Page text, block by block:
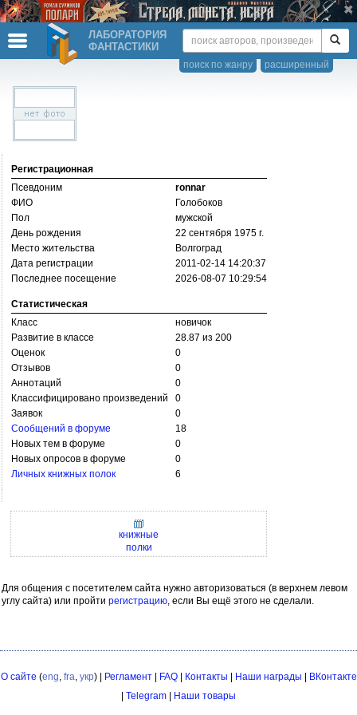
ЛАБОРАТОРИЯ
ФАНТАСТИКИ
расширенный
поиск по жанру
Регистрационная
Псевдоним
ronnar
ФИО
Голобоков
Пол
мужской
День рождения
22 сентября 1975 г.
Место жительства
Волгоград
Дата регистрации
2011-02-14 14:20:37
Последнее посещение
2026-08-07 10:29:54
Статистическая
Класс
новичок
Развитие в классе
28.87 из 200
Оценок
0
Отзывов
0
Аннотаций
0
Классифицировано произведений
0
Заявок
0
Сообщений в форуме
18
Новых тем в форуме
0
Новых опросов в форуме
0
Личных книжных полок
6
книжные
полки
Для общения с посетителем сайта нужно авторизоваться (в верхнем левом
углу сайта) или пройти регистрацию, если Вы ещё этого не сделали.
О сайте (eng, fra, укр) | Регламент| FAQ| Контакты Наши награды
ВКонтакте
Telegram Наши товары